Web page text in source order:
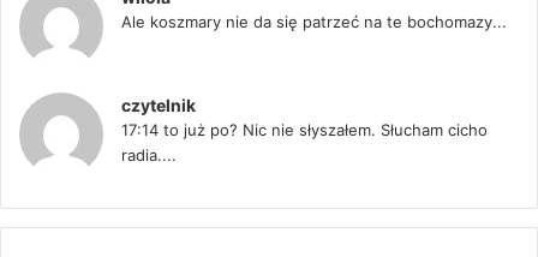
Ale koszmary nie da się patrzeć na te bochomazy...
czytelnik
17:14 to już po? Nic nie słyszałem. Słucham cicho
radia....